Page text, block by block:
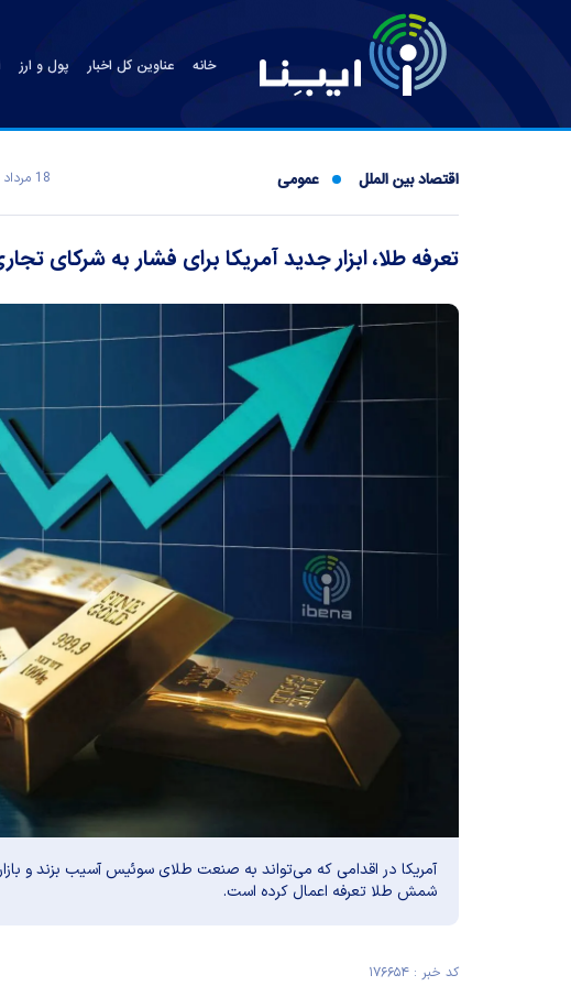
خانه عناوین کل اخبار پول و ارز
اقتصاد بین الملل عمومی 18 مرداد 1404 - 08:51
تعرفه طلا، ابزار جدید آمریکا برای فشار به شرکای
آمریکا در اقدامی که می‌تواند به صنعت طلای سوئیس آسیب بزند و بازار
شمش طلا تعرفه اعمال کرده است.
کد خبر : ۱۷۶۶۵۴